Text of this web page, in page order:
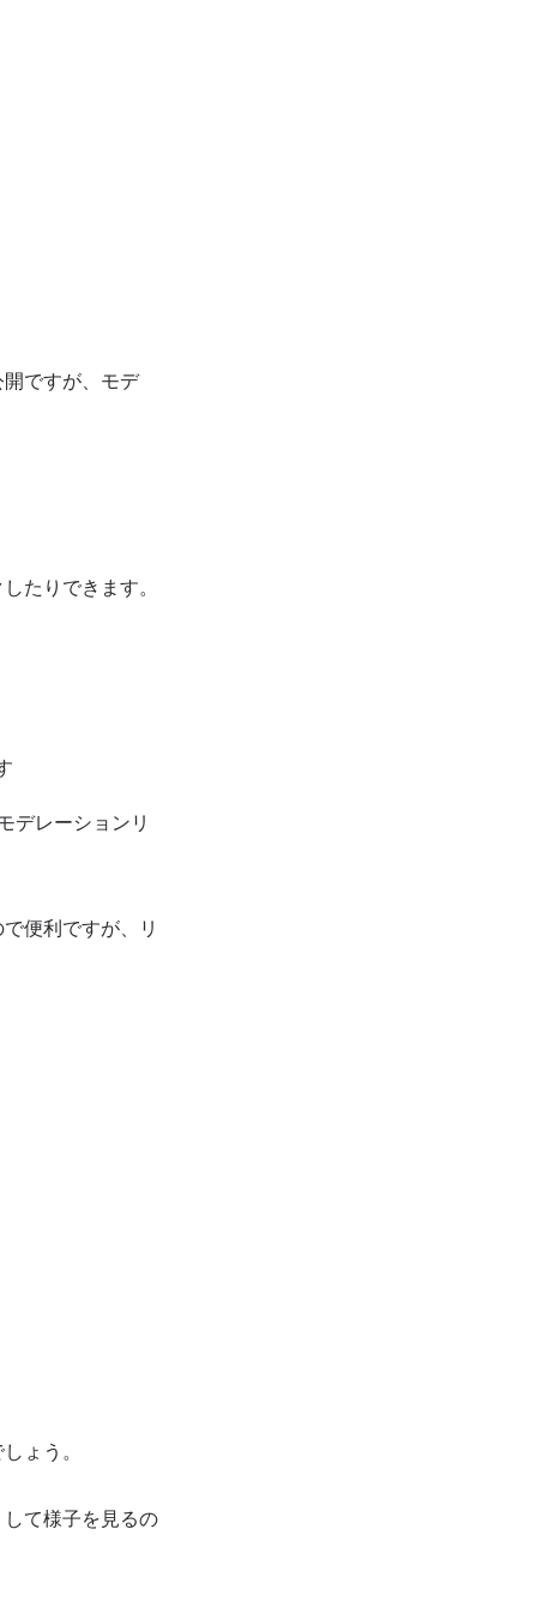
ですが、モデ
たりできます。
デレーションリ
便利ですが、リ
ょう。
て様子を見るの